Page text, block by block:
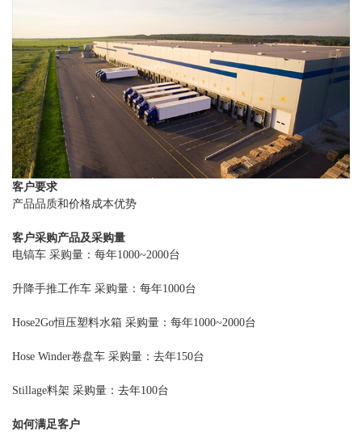
客户要求
产品品质和价格成本优势
客户采购产品及采购量
电镐车 采购量：每年1000~2000台
升降手推工作车 采购量：每年1000台
Hose2Go恒压塑料水箱 采购量：每年1000~2000台
Hose Winder卷盘车 采购量：去年150台
Stillage料架 采购量：去年100台
如何满足客户